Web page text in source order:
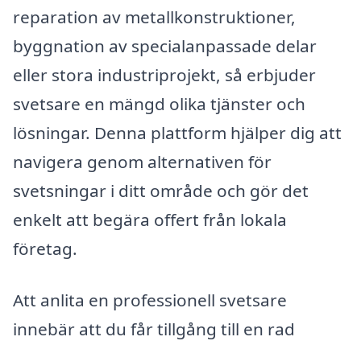
reparation av metallkonstruktioner,
byggnation av specialanpassade delar
eller stora industriprojekt, så erbjuder
svetsare en mängd olika tjänster och
lösningar. Denna plattform hjälper dig att
navigera genom alternativen för
svetsningar i ditt område och gör det
enkelt att begära offert från lokala
företag.
Att anlita en professionell svetsare
innebär att du får tillgång till en rad